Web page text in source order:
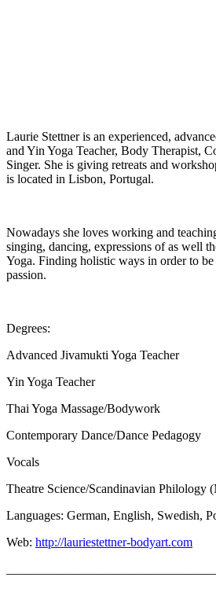
Laurie Stettner is an experienced,
and Yin Yoga Teacher, Body Therapist,
Singer. She is giving retreats and
is located in Lisbon, Portugal.
Nowadays she loves working and
singing, dancing, expressions of as well
Yoga. Finding holistic ways in order to
passion.
Degrees:
Advanced Jivamukti Yoga Teacher
Yin Yoga Teacher
Thai Yoga Massage/Bodywork
Contemporary Dance/Dance Pedagogy
Vocals
Theatre Science/Scandinavian Philology
Languages: German, English, Swedish,
Web: http://lauriestettner-bodyart.com